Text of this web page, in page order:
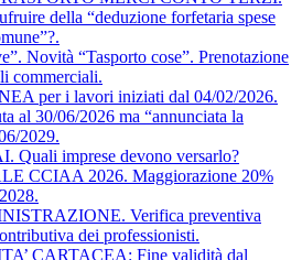
della “deduzione forfetaria spese
Novità “Tasporto cose”. Prenotazione
commerciali.
per i lavori iniziati dal 04/02/2026.
al 30/06/2026 ma “annunciata la
2029.
Quali imprese devono versarlo?
CCIAA 2026. Maggiorazione 20%
Verifica preventiva
dei professionisti.
CARTACEA: Fine validità dal